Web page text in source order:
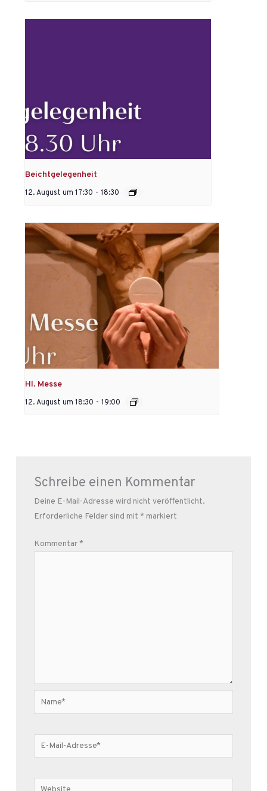
Beichtgelegenheit
12. August um 17:30 - 18:30
Hl. Messe
12. August um 18:30 - 19:00
Schreibe einen Kommentar
Deine E-Mail-Adresse wird nicht veröffentlicht.
Erforderliche Felder sind mit * markiert
Kommentar*
Name*
E-
Mail-
Website